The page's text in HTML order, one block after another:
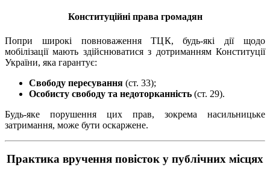
Конституційні права громадян
Попри широкі повноваження ТЦК, будь-які дії щодо
мобілізації мають здійснюватися з дотриманням Конституції
України, яка гарантує:
Свободу пересування (ст. 33);
Особисту свободу та недоторканність (ст. 29).
Будь-яке порушення цих прав, зокрема насильницьке
затримання, може бути оскаржене.
Практика вручення повісток у публічних місцях